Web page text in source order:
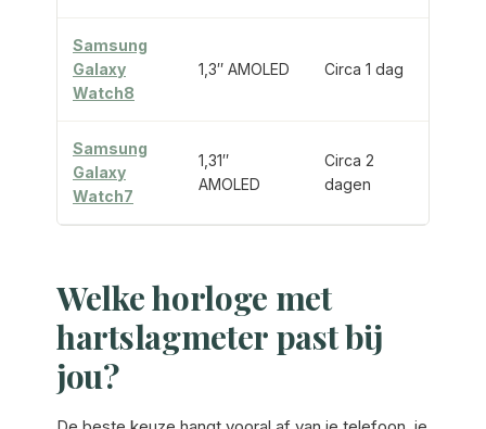
Samsung
Galaxy
Watch8
1,3″ AMOLED Circa 1 dag
Samsung
Galaxy
Watch7
1,31″
AMOLED
Circa 2
dagen
Welke horloge met
hartslagmeter past bij
jou?